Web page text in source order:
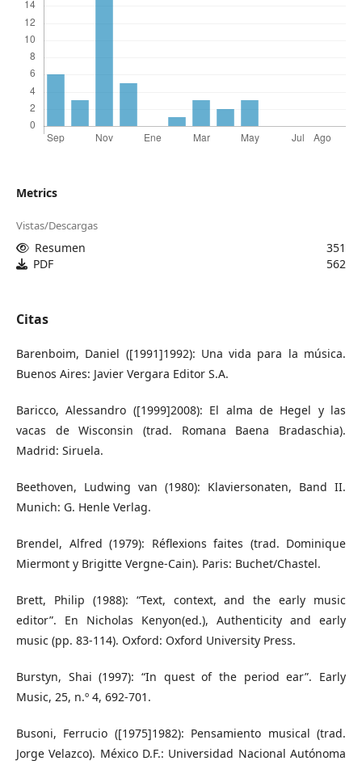
Metrics
Vistas/Descargas
Resumen
351
PDF
562
Citas
Barenboim, Daniel ([1991]1992): Una vida para la música.
Buenos Aires: Javier Vergara Editor S.A.
Baricco, Alessandro ([1999]2008): El alma de Hegel y las
vacas de Wisconsin (trad. Romana Baena Bradaschia).
Madrid: Siruela.
Beethoven, Ludwing van (1980): Klaviersonaten, Band II.
Munich: G. Henle Verlag.
Brendel, Alfred (1979): Réflexions faites (trad. Dominique
Miermont y Brigitte Vergne-Cain). Paris: Buchet/Chastel.
Brett, Philip (1988): “Text, context, and the early music
editor”. En Nicholas Kenyon(ed.), Authenticity and early
music (pp. 83-114). Oxford: Oxford University Press.
Burstyn, Shai (1997): “In quest of the period ear”. Early
Music, 25, n.º 4, 692-701.
Busoni, Ferrucio ([1975]1982): Pensamiento musical (trad.
Jorge Velazco). México D.F.: Universidad Nacional Autónoma